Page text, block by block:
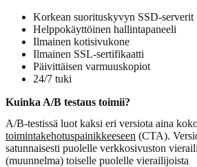
Korkean suorituskyvyn SSD-serverit
Helppokäyttöinen hallintapaneeli
Ilmainen kotisivukone
Ilmainen SSL-sertifikaatti
Päivittäisen varmuuskopiot
24/7 tuki
Kuinka A/B testaus toimii?
A/B-testissä luot kaksi eri versiota aina
toimintakehotuspainikkeeseen (CTA).
satunnaisesti puolelle verkkosivuston
(muunnelma) toiselle puolelle vierailijoista